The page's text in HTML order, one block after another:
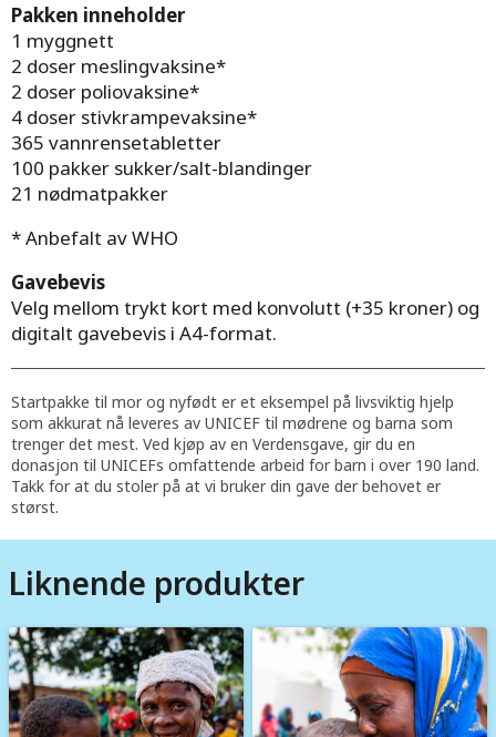
Pakken inneholder
1 myggnett
2 doser meslingvaksine*
2 doser poliovaksine*
4 doser stivkrampevaksine*
365 vannrensetabletter
100 pakker sukker/salt-blandinger
21 nødmatpakker
* Anbefalt av WHO
Gavebevis
Velg mellom trykt kort med konvolutt (+35 kroner) og
digitalt gavebevis i A4-format.
Startpakke til mor og nyfødt er et eksempel på livsviktig hjelp
som akkurat nå leveres av UNICEF til mødrene og barna som
trenger det mest. Ved kjøp av en Verdensgave, gir du en
donasjon til UNICEFs omfattende arbeid for barn i over 190 land.
Takk for at du stoler på at vi bruker din gave der behovet er
størst.
Liknende produkter
Image Image